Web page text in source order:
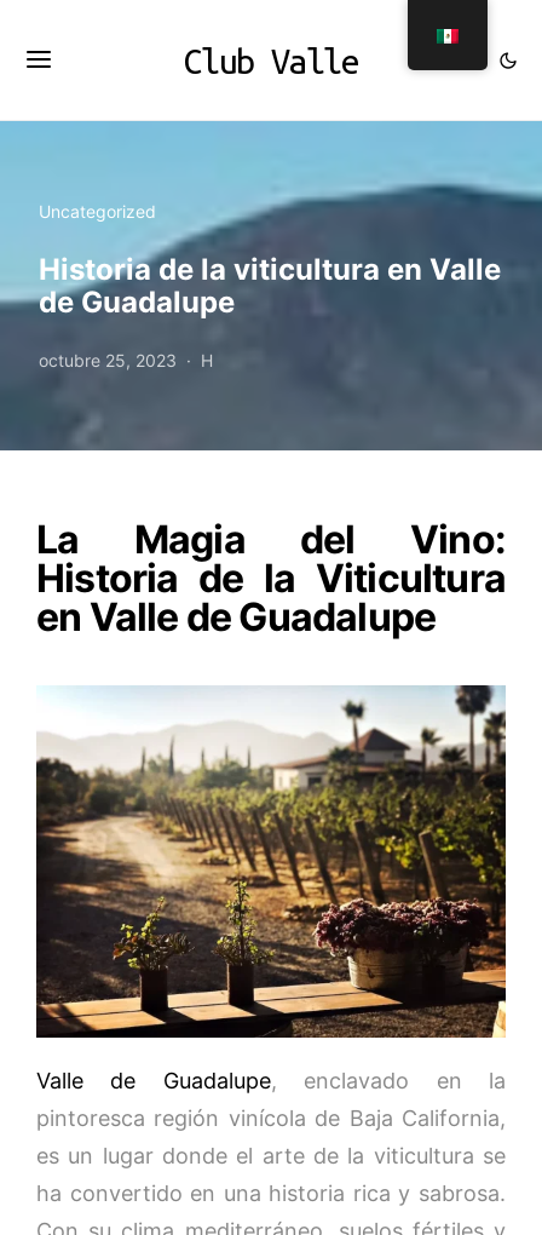
Club Valle
Uncategorized
Historia de la viticultura en Valle
de Guadalupe
octubre 25, 2023 H
La Magia del Vino:
Historia de la Viticultura
en Valle de Guadalupe
Valle de Guadalupe, enclavado en la
pintoresca región vinícola de Baja California,
es un lugar donde el arte de la viticultura se
ha convertido en una historia rica y sabrosa.